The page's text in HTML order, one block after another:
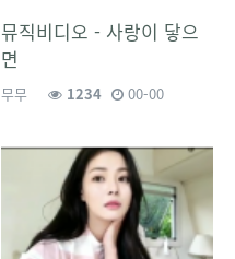
뮤직비디오 - 사랑이 닿으
면
무무 1234 00-00